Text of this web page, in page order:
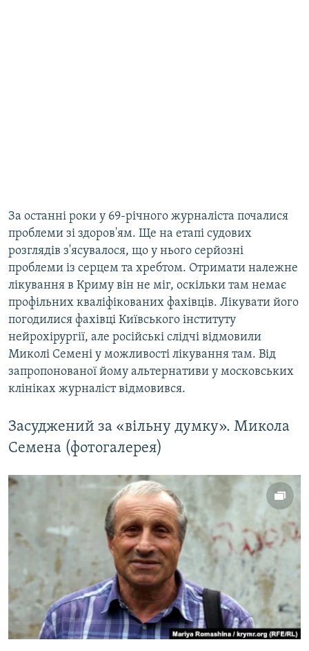
За останні роки у 69-річного журналіста почалися
проблеми зі здоров'ям. Ще на етапі судових
розглядів з'ясувалося, що у нього серйозні
проблеми із серцем та хребтом. Отримати належне
лікування в Криму він не міг, оскільки там немає
профільних кваліфікованих фахівців. Лікувати його
погодилися фахівці Київського інституту
нейрохірургії, але російські слідчі відмовили
Миколі Семені у можливості лікування там. Від
запропонованої йому альтернативи у московських
клініках журналіст відмовився.
Засуджений за «вільну думку». Микола
Семена (фотогалерея)